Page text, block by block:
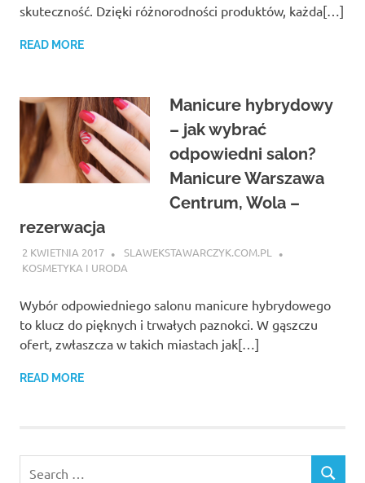
skuteczność. Dzięki różnorodności produktów, każda[…]
READ MORE
Manicure hybrydowy
– jak wybrać
odpowiedni salon?
Manicure Warszawa
Centrum, Wola –
rezerwacja
2 KWIETNIA 2017
SLAWEKSTAWARCZYK.COM.PL
KOSMETYKA I URODA
Wybór odpowiedniego salonu manicure hybrydowego
to klucz do pięknych i trwałych paznokci. W gąszczu
ofert, zwłaszcza w takich miastach jak[…]
READ MORE